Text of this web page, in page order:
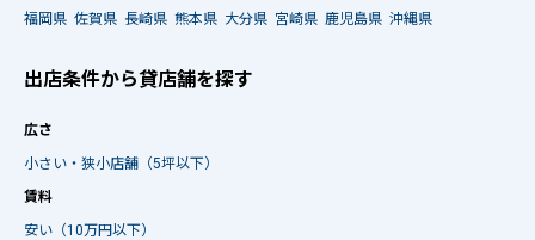
福岡県 佐賀県 長崎県 熊本県 大分県 宮崎県 鹿児島県 沖縄県
出店条件から貸店舗を探す
広さ
小さい・狭小店舗（5坪以下）
賃料
安い（10万円以下）